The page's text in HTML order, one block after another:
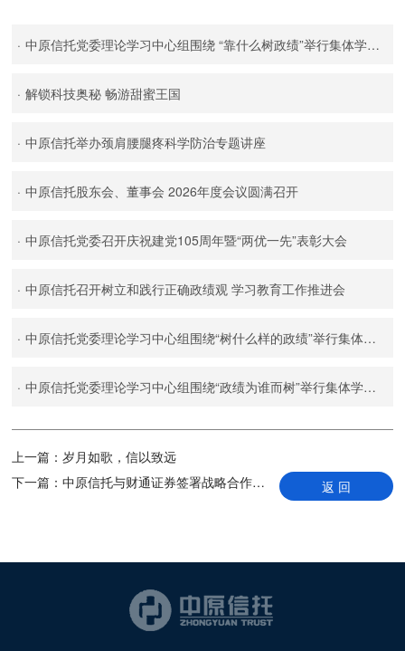
· 中原信托党委理论学习中心组围绕 “靠什么树政绩”举行集体学习研讨
· 解锁科技奥秘 畅游甜蜜王国
· 中原信托举办颈肩腰腿疼科学防治专题讲座
· 中原信托股东会、董事会 2026年度会议圆满召开
· 中原信托党委召开庆祝建党105周年暨“两优一先”表彰大会
· 中原信托召开树立和践行正确政绩观 学习教育工作推进会
· 中原信托党委理论学习中心组围绕“树什么样的政绩”举行集体学习研讨
· 中原信托党委理论学习中心组围绕“政绩为谁而树”举行集体学习研讨
上一篇：岁月如歌，信以致远
下一篇：中原信托与财通证券签署战略合作协议 共探财富管理服务新生态 返 回